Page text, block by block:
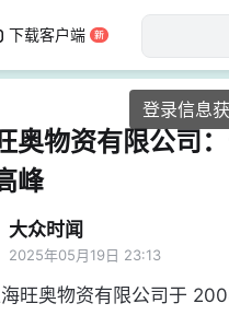
下载客户端
奥物资有限公司
峰
大众时闻
2025年05月19日 23:13
登录信息